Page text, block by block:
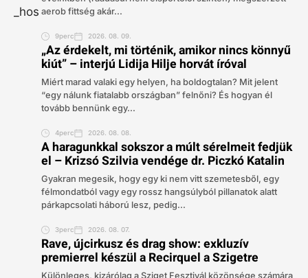
aerob fittség akár...
9perc 2026. 08. 09.
„Az érdekelt, mi történik, amikor nincs könnyű
kiút” – interjú Lidija Hilje horvát íróval
Miért marad valaki egy helyen, ha boldogtalan? Mit jelent
“egy nálunk fiatalabb országban” felnőni? És hogyan él
tovább bennünk egy...
4perc 2026. 08. 08.
A haragunkkal sokszor a múlt sérelmeit fedjük
el – Krizsó Szilvia vendége dr. Piczkó Katalin
Gyakran megesik, hogy egy ki nem vitt szemetesből, egy
félmondatból vagy egy rossz hangsúlyból pillanatok alatt
párkapcsolati háború lesz, pedig...
3perc 2026. 08. 07.
Rave, újcirkusz és drag show: exkluzív
premierrel készül a Recirquel a Szigetre
Különleges, kizárólag a Sziget Fesztivál közönsége számára